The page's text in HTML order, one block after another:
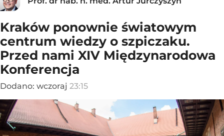
Kraków ponownie światowym
centrum wiedzy o szpiczaku.
Przed nami XIV Międzynarodowa
Konferencja
Dodano: wczoraj 23:15